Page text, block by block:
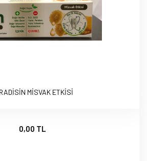
MİSVAK ETKİSİ
0,00 TL